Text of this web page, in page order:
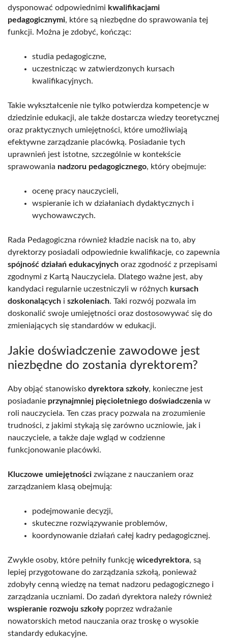
dysponować odpowiednimi kwalifikacjami
pedagogicznymi, które są niezbędne do sprawowania tej
funkcji. Można je zdobyć, kończąc:
studia pedagogiczne,
uczestnicząc w zatwierdzonych kursach
kwalifikacyjnych.
Takie wykształcenie nie tylko potwierdza kompetencje w
dziedzinie edukacji, ale także dostarcza wiedzy teoretycznej
oraz praktycznych umiejętności, które umożliwiają
efektywne zarządzanie placówką. Posiadanie tych
uprawnień jest istotne, szczególnie w kontekście
sprawowania nadzoru pedagogicznego, który obejmuje:
ocenę pracy nauczycieli,
wspieranie ich w działaniach dydaktycznych i
wychowawczych.
Rada Pedagogiczna również kładzie nacisk na to, aby
dyrektorzy posiadali odpowiednie kwalifikacje, co zapewnia
spójność działań edukacyjnych oraz zgodność z przepisami
zgodnymi z Kartą Nauczyciela. Dlatego ważne jest, aby
kandydaci regularnie uczestniczyli w różnych kursach
doskonalących i szkoleniach. Taki rozwój pozwala im
doskonalić swoje umiejętności oraz dostosowywać się do
zmieniających się standardów w edukacji.
Jakie doświadczenie zawodowe jest
niezbędne do zostania dyrektorem?
Aby objąć stanowisko dyrektora szkoły, konieczne jest
posiadanie przynajmniej pięcioletniego doświadczenia w
roli nauczyciela. Ten czas pracy pozwala na zrozumienie
trudności, z jakimi stykają się zarówno uczniowie, jak i
nauczyciele, a także daje wgląd w codzienne
funkcjonowanie placówki.
Kluczowe umiejętności związane z nauczaniem oraz
zarządzaniem klasą obejmują:
podejmowanie decyzji,
skuteczne rozwiązywanie problemów,
koordynowanie działań całej kadry pedagogicznej.
Zwykle osoby, które pełniły funkcję wicedyrektora, są
lepiej przygotowane do zarządzania szkołą, ponieważ
zdobyły cenną wiedzę na temat nadzoru pedagogicznego i
zarządzania uczniami. Do zadań dyrektora należy również
wspieranie rozwoju szkołypoprzez wdrażanie
nowatorskich metod nauczania oraz troskę o wysokie
standardy edukacyjne.